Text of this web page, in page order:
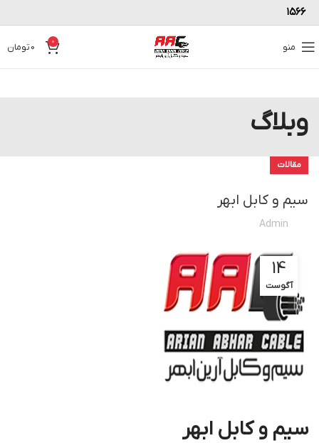
۱۵۶۶
منو 0
0تومان
وبلاگ
مقالات
سیم و کابل ابهر
Admin
14
آگوست
سیم و کابل ابهر